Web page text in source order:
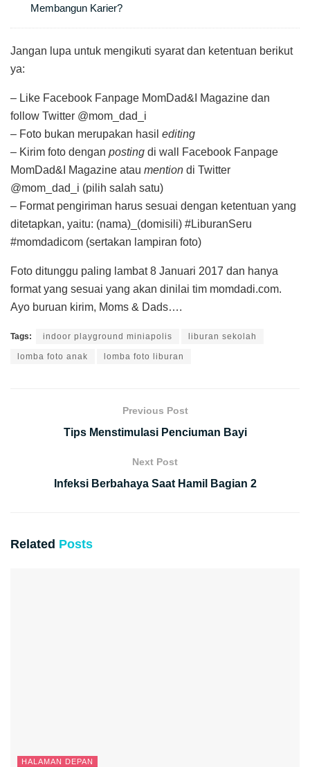
Membangun Karier?
Jangan lupa untuk mengikuti syarat dan ketentuan berikut
ya:
– Like Facebook Fanpage MomDad&I Magazine dan
follow Twitter @mom_dad_i
– Foto bukan merupakan hasil editing
– Kirim foto dengan posting di wall Facebook Fanpage
MomDad&I Magazine atau mention di Twitter
@mom_dad_i (pilih salah satu)
– Format pengiriman harus sesuai dengan ketentuan yang
ditetapkan, yaitu: (nama)_(domisili) #LiburanSeru
#momdadicom (sertakan lampiran foto)
Foto ditunggu paling lambat 8 Januari 2017 dan hanya
format yang sesuai yang akan dinilai tim momdadi.com.
Ayo buruan kirim, Moms & Dads….
Tags: indoor playground miniapolis liburan sekolah
lomba foto anak lomba foto liburan
Previous Post
Tips Menstimulasi Penciuman Bayi
Next Post
Infeksi Berbahaya Saat Hamil Bagian 2
Related Posts
HALAMAN DEPAN